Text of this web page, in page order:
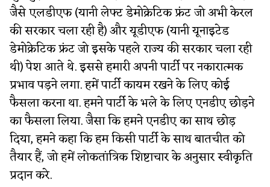
जैसे एलडीएफ (यानी लेफ्ट डेमोक्रेटिक फ्रंट जो अभी केरल
की सरकार चला रही है) और यूडीएफ (यानी यूनाइटेड
डेमोक्रेटिक फ्रंट जो इसके पहले राज्य की सरकार चला रही
थी) पेश आते थे. इससे हमारी अपनी पार्टी पर नकारात्मक
प्रभाव पड़ने लगा. हमें पार्टी कायम रखने के लिए कोई
फैसला करना था. हमने पार्टी के भले के लिए एनडीए छोड़ने
का फैसला लिया. जैसा कि हमने एनडीए का साथ छोड़
दिया, हमने कहा कि हम किसी पार्टी के साथ बातचीत को
तैयार हैं, जो हमें लोकतांत्रिक शिष्टाचार के अनुसार स्वीकृति
प्रदान करे.